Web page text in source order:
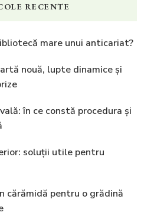
RECENTE
mare unui anticariat?
nouă, lupte dinamice și
în ce constă procedura și
soluții utile pentru
cărămidă pentru o grădină